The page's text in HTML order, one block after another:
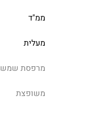
ממ"ד
מעלית
מרפסת שמש
משופצת